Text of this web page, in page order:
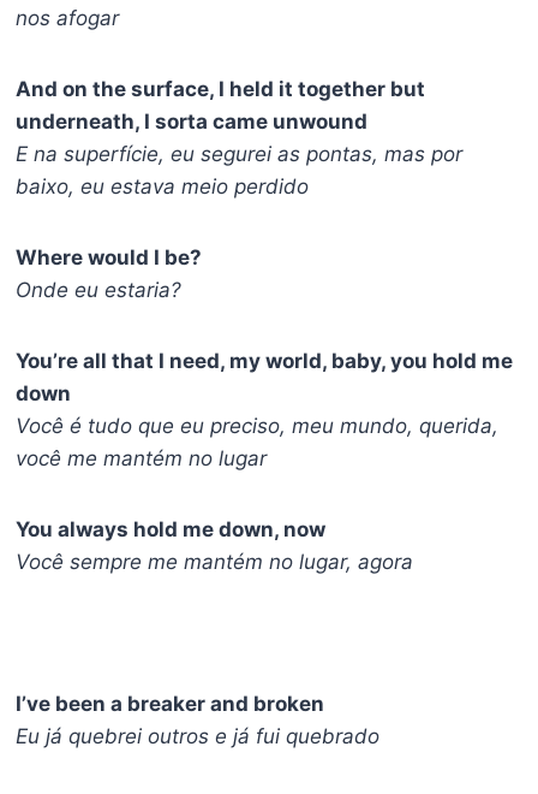
nos afogar
And on the surface, I held it together but
underneath, I sorta came unwound
E na superfície, eu segurei as pontas, mas por
baixo, eu estava meio perdido
Where would I be?
Onde eu estaria?
You’re all that I need, my world, baby, you hold me
down
Você é tudo que eu preciso, meu mundo, querida,
você me mantém no lugar
You always hold me down, now
Você sempre me mantém no lugar, agora
I’ve been a breaker and broken
Eu já quebrei outros e já fui quebrado